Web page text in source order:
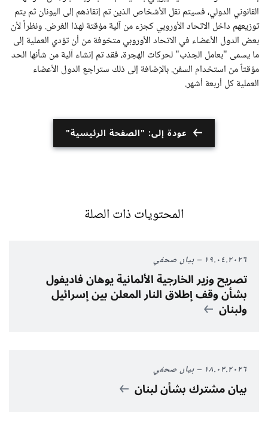
القانوني الدولي، فسيتم نقل الأشخاص الذين تم إنقاذهم إلى اليونان ثم يتم
توزيعهم داخل الاتحاد الأوروبي كجزء من آلية مؤقتة لهذا الغرض. ونظراً لأن
بعض الدول الأعضاء في الاتحاد الأوروبي متخوفة من أن تؤدي العملية إلى
ما يسمى "بعامل الجذب" لحركات الهجرة، فقد تم إنشاء آلية من شأنها الحد
مؤقتاً من استخدام السفن. بالإضافة إلى ذلك ستراجع الدول الأعضاء
العملية كل أربعة أشهر.
عودة إلى: "الصفحة الرئيسية"
المحتويات ذات الصلة
١٩.٠٤.٢٠٢٦ بيان صحفي
تصريح وزير الخارجية الألمانية يوهان فاديفول
بشأن وقف إطلاق النار المعلن بين إسرائيل
ولبنان
١٨.٠٣.٢٠٢٦ بيان صحفي
بيان مشترك بشأن لبنان